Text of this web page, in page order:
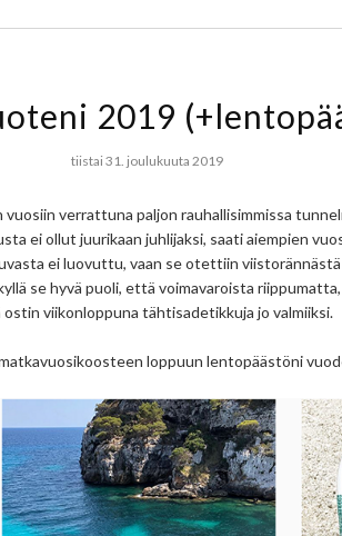
2019
tiistai 31. joulukuuta 2019
verrattuna paljon rauhallisimmissa
ei ollut juurikaan juhlijaksi, saati aiempien
ei luovuttu, vaan se otettiin viistorännästä
se hyvä puoli, että voimavaroista
viikonloppuna tähtisadetikkuja jo valmiiksi.
loppuun lentopäästöni